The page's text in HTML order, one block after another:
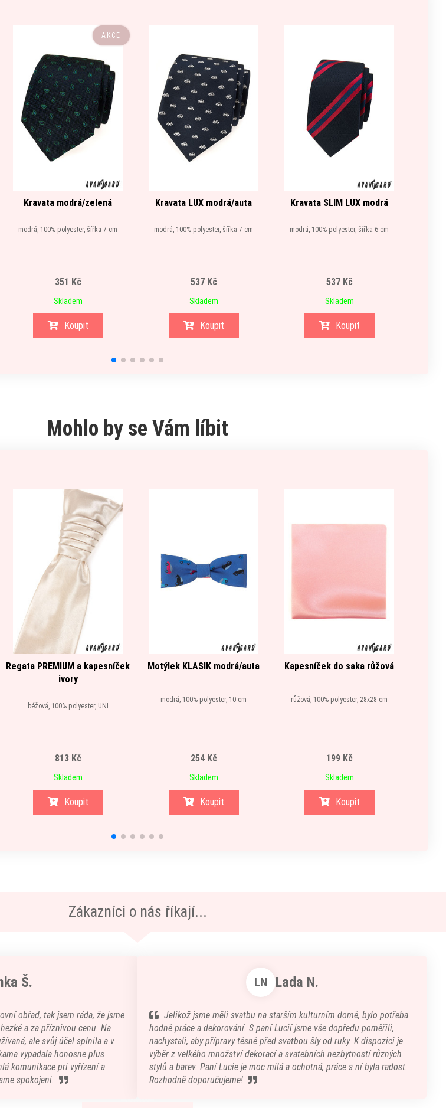
AKCE
Kravata modrá/zelená
modrá, 100% polyester, šířka 7 cm
351 Kč
Skladem
Koupit
Kravata LUX modrá/auta
modrá, 100% polyester, šířka 7 cm
537 Kč
Skladem
Koupit
Kravata SLIM LUX modrá
modrá, 100% polyester, šířka 6 cm
537 Kč
Skladem
Koupit
Mohlo by se Vám líbit
Regata PREMIUM a kapesníček
ivory
béžová, 100% polyester, UNI
813 Kč
Skladem
Koupit
Motýlek KLASIK modrá/auta
modrá, 100% polyester, 10 cm
254 Kč
Skladem
Koupit
Kapesníček do saka růžová
růžová, 100% polyester, 28x28 cm
199 Kč
Skladem
Koupit
Zákazníci o nás říkají...
Š.
obřad, tak jsem ráda, že jsme
a za příznivou cenu. Na
ale svůj účel splnila a v
vypadala honosne plus
komunikace pri vyřízení a
spokojeni.
LN Lada N.
Jelikož jsme měli svatbu na starším kulturním domě, bylo potřeba
hodně práce a dekorování. S paní Lucií jsme vše dopředu poměřili,
nachystali, aby přípravy těsně před svatbou šly od ruky. K dispozici je
výběr z velkého množství dekorací a svatebních nezbytností různých
stylů a barev. Paní Lucie je moc milá a ochotná, práce s ní byla radost.
Rozhodně doporučujeme!